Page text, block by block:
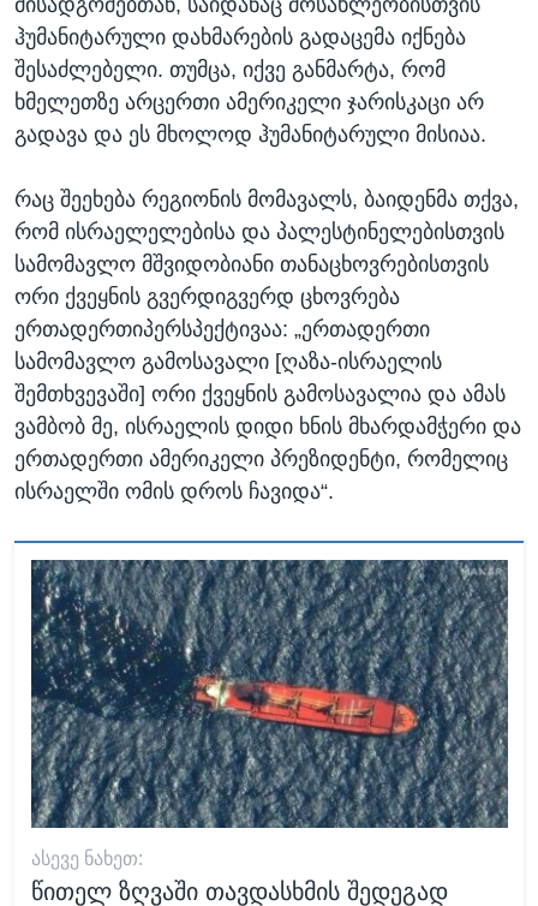
მისადგომებთან, საიდანაც მოსახლეობისთვის
ჰუმანიტარული დახმარების გადაცემა იქნება
შესაძლებელი. თუმცა, იქვე განმარტა, რომ
ხმელეთზე არცერთი ამერიკელი ჯარისკაცი არ
გადავა და ეს მხოლოდ ჰუმანიტარული მისიაა.
რაც შეეხება რეგიონის მომავალს, ბაიდენმა თქვა,
რომ ისრაელელებისა და პალესტინელებისთვის
სამომავლო მშვიდობიანი თანაცხოვრებისთვის
ორი ქვეყნის გვერდიგვერდ ცხოვრება
ერთადერთიპერსპექტივაა: „ერთადერთი
სამომავლო გამოსავალი [ღაზა-ისრაელის
შემთხვევაში] ორი ქვეყნის გამოსავალია და ამას
ვამბობ მე, ისრაელის დიდი ხნის მხარდამჭერი და
ერთადერთი ამერიკელი პრეზიდენტი, რომელიც
ისრაელში ომის დროს ჩავიდა“.
ᲐᲡᲔᲕᲔ ᲜᲐᲮᲔᲗ:
წითელ ზღვაში თავდასხმის შედეგად